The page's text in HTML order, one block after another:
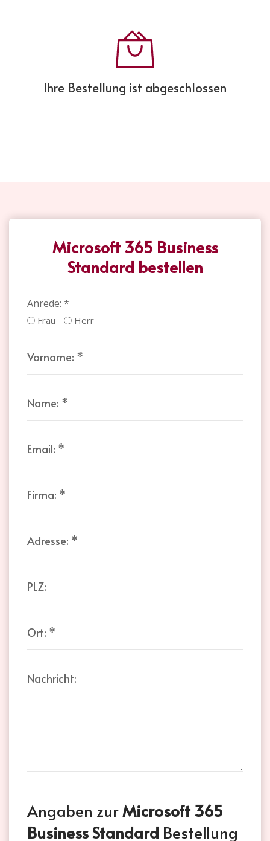
Ihre Bestellung ist abgeschlossen
Microsoft 365 Business
Standard bestellen
Anrede: *
Frau Herr
Vorname: *
Name: *
Email: *
Firma: *
Adresse: *
PLZ:
Ort: *
Nachricht:
Angaben zurMicrosoft 365
Business Standard Bestellung